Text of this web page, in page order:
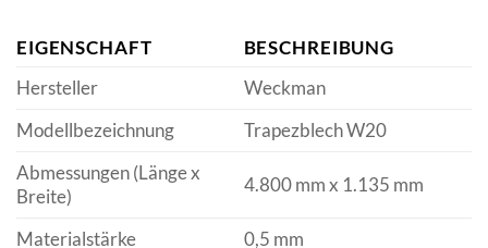
EIGENSCHAFT
BESCHREIBUNG
Hersteller
Weckman
Modellbezeichnung
Trapezblech W20
Abmessungen (Länge x
Breite)
4.800 mm x 1.135 mm
Materialstärke 0,5 mm